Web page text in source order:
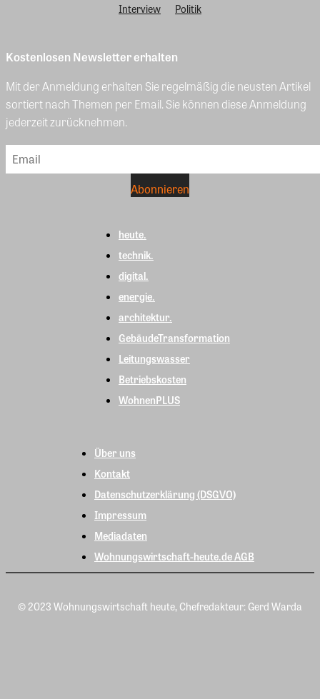
Interview
Politik
Kostenlosen Newsletter erhalten
Mit der Anmeldung erhalten Sie regelmäßig die neusten Artikel
sortiert nach Themen per Email. Sie können diese Anmeldung
jederzeit zurücknehmen.
heute.
technik.
digital.
energie.
architektur.
GebäudeTransformation
Leitungswasser
Betriebskosten
WohnenPLUS
Über uns
Kontakt
Datenschutzerklärung (DSGVO)
Impressum
Mediadaten
Wohnungswirtschaft-heute.de AGB
© 2023 Wohnungswirtschaft heute, Chefredakteur: Gerd Warda